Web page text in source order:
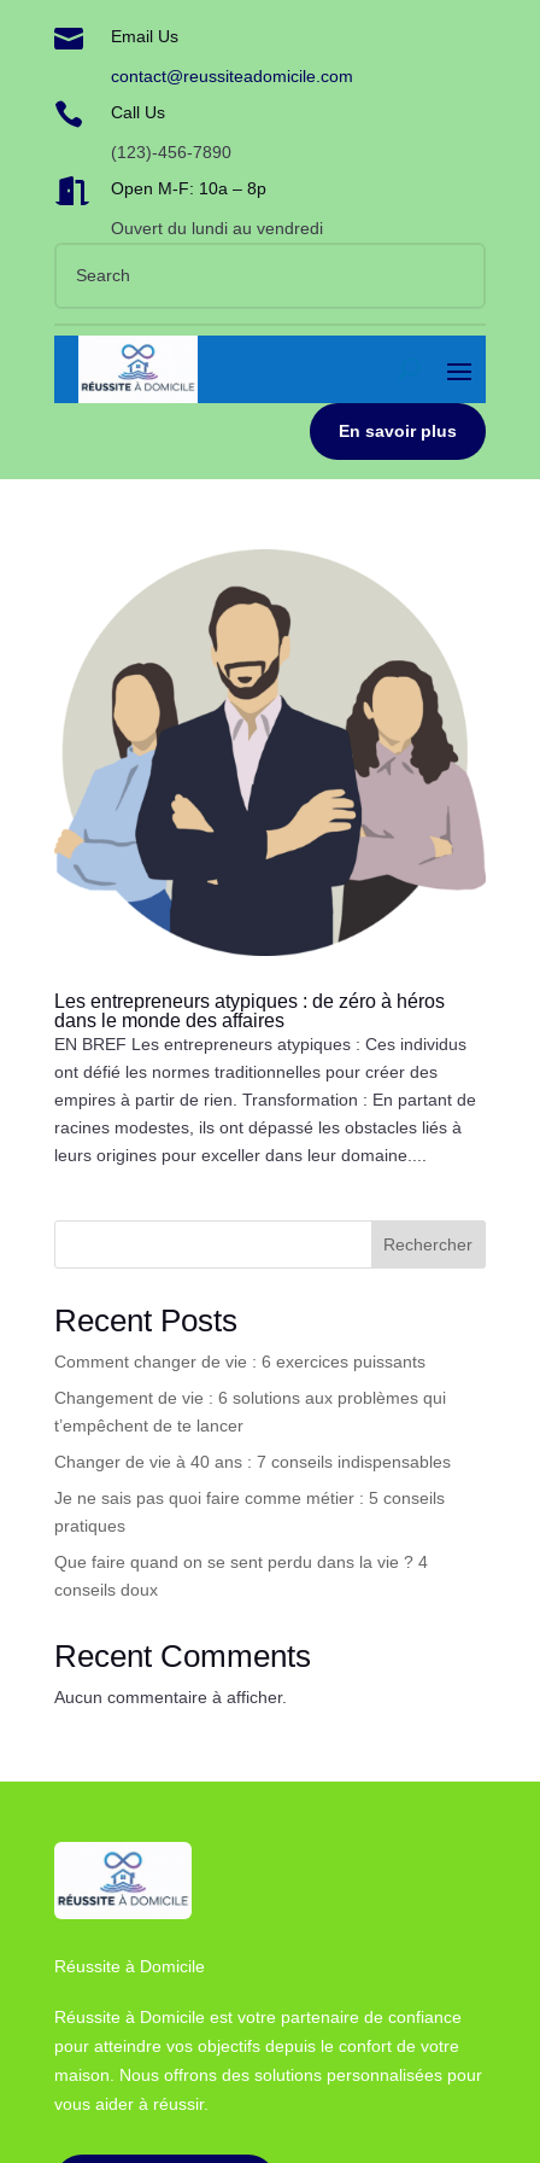
 Email Us
contact@reussiteadomicile.com
 Call Us
(123)-456-7890
 Open M-F: 10a – 8p
Ouvert du lundi au vendredi
En savoir plus
Les entrepreneurs atypiques : de zéro à héros
dans le monde des affaires
EN BREF Les entrepreneurs atypiques : Ces individus
ont défié les normes traditionnelles pour créer des
empires à partir de rien. Transformation : En partant de
racines modestes, ils ont dépassé les obstacles liés à
leurs origines pour exceller dans leur domaine....
Rechercher
Recent Posts
Comment changer de vie : 6 exercices puissants
Changement de vie : 6 solutions aux problèmes qui
t’empêchent de te lancer
Changer de vie à 40 ans : 7 conseils indispensables
Je ne sais pas quoi faire comme métier : 5 conseils
pratiques
Que faire quand on se sent perdu dans la vie ? 4
conseils doux
Recent Comments
Aucun commentaire à afficher.
Réussite à Domicile
Réussite à Domicile est votre partenaire de confiance
pour atteindre vos objectifs depuis le confort de votre
maison. Nous offrons des solutions personnalisées pour
vous aider à réussir.